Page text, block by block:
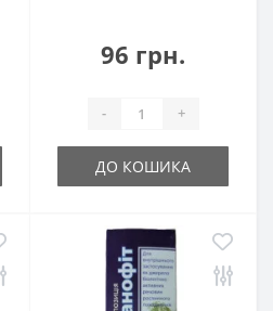
96 грн.
- +
ДО КОШИКА